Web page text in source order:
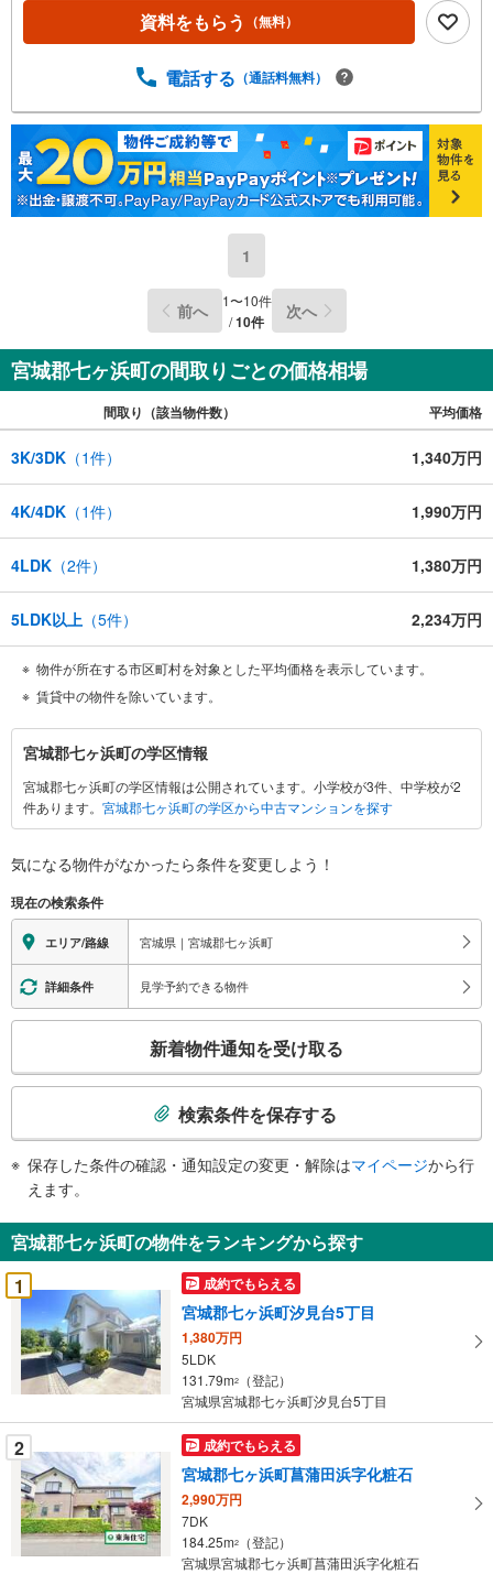
資料をもらう （無料）
電話する （通話料無料）
1
前へ 1〜10件
/10件 次へ
宮城郡七ヶ浜町の間取りごとの価格相場
間取り（該当物件数） 平均価格
3K/3DK （1件） 1,340万円
4K/4DK （1件） 1,990万円
4LDK （2件） 1,380万円
5LDK以上 （5件） 2,234万円
物件が所在する市区町村を対象とした平均価格を表示しています。
賃貸中の物件を除いています。
宮
城
郡
七
浜
に
関
す
る
情
宮城郡七ヶ浜町の学区情報
宮城郡七ヶ浜町の学区情報は公開されています。小学校が3件、中学校が2
件あります。 宮城郡七ヶ浜町の学区から中古マンションを探す
気になる物件がなかったら条件を変更しよう！
現在の検索条件
エリア/路線 宮城県｜宮城郡七ヶ浜町
詳細条件 見学予約できる物件
検
知
を
受
け
取
る
・
条
件
を
マ
イ
ペ
ー
新着物件通知を受け取る
検索条件を保存する
保存した条件の確認・通知設定の変更・解除はマイページから行
えます。
宮城郡七ヶ浜町の物件をランキングから探す
1
成約でもらえる
宮城郡七ヶ浜町汐見台5丁目
1,380万円
5LDK
131.79m2
（登記）
宮城県宮城郡七ヶ浜町汐見台5丁目
2 成約でもらえる
宮城郡七ヶ浜町菖蒲田浜字化粧石
2,990万円
7DK
184.25m2
（登記）
宮城県宮城郡七ヶ浜町菖蒲田浜字化粧石